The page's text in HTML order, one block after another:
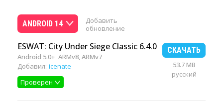
ANDROID 14
Добавить
обновление
ESWAT: City Under Siege Classic 6.4.0
Android 5.0+ ARMv8, ARMv7
Добавил: icenate
Проверен
СКАЧАТЬ
53.7 MB
русский